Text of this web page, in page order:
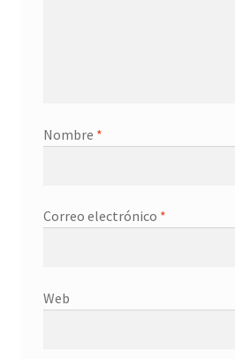
Nombre *
Correo electrónico *
Web